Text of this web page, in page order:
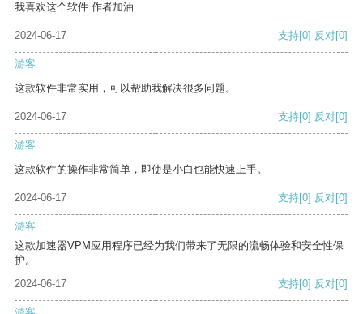
我喜欢这个软件 作者加油
2024-06-17 支持[0] 反对[0]
游客
这款软件非常实用，可以帮助我解决很多问题。
2024-06-17 支持[0] 反对[0]
游客
这款软件的操作非常简单，即使是小白也能快速上手。
2024-06-17 支持[0] 反对[0]
游客
这款加速器VPM应用程序已经为我们带来了无限的流畅体验和安全性保
护。
2024-06-17
支持[0] 反对[0]